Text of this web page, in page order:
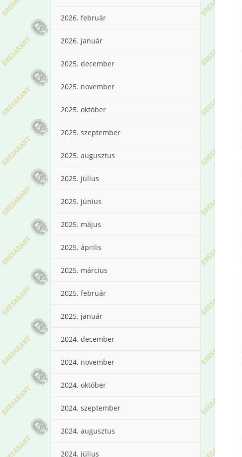
2026. február
2026. január
2025. december
2025. november
2025. október
2025. szeptember
2025. augusztus
2025. július
2025. június
2025. május
2025. április
2025. március
2025. február
2025. január
2024. december
2024. november
2024. október
2024. szeptember
2024. augusztus
2024. július